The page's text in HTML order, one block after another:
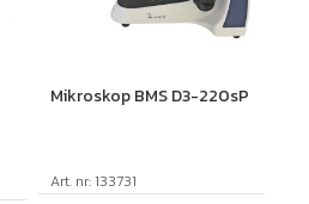
Mikroskop BMS D3-220sP
Art. nr: 133731